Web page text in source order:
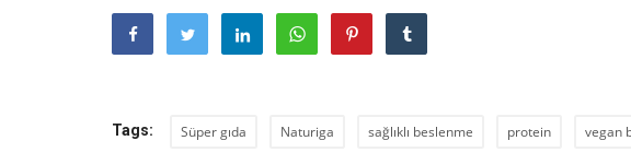
Tags: Süper gıda Naturiga sağlıklı beslenme protein vegan